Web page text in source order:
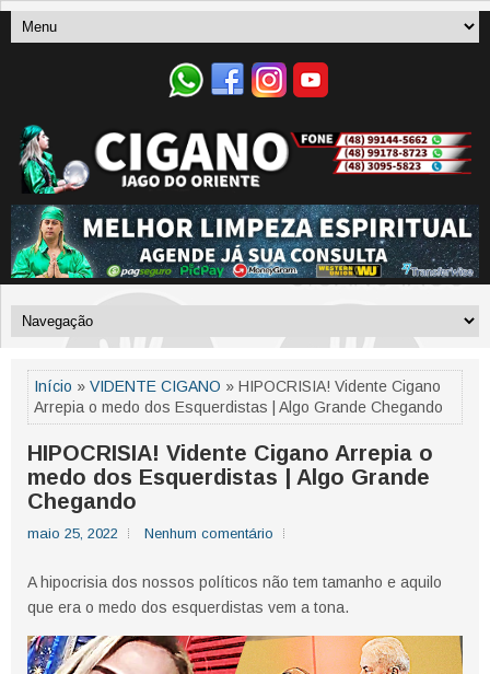
Início » VIDENTE CIGANO » HIPOCRISIA! Vidente Cigano
Arrepia o medo dos Esquerdistas | Algo Grande Chegando
HIPOCRISIA! Vidente Cigano Arrepia o
medo dos Esquerdistas | Algo Grande
Chegando
maio 25, 2022 Nenhum comentário
A hipocrisia dos nossos políticos não tem tamanho e aquilo
que era o medo dos esquerdistas vem a tona.